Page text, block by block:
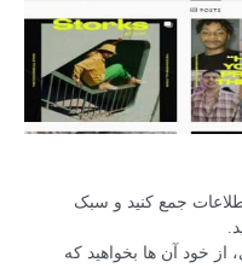
جمع کنید و سبک
خود آن ها بخواهید که